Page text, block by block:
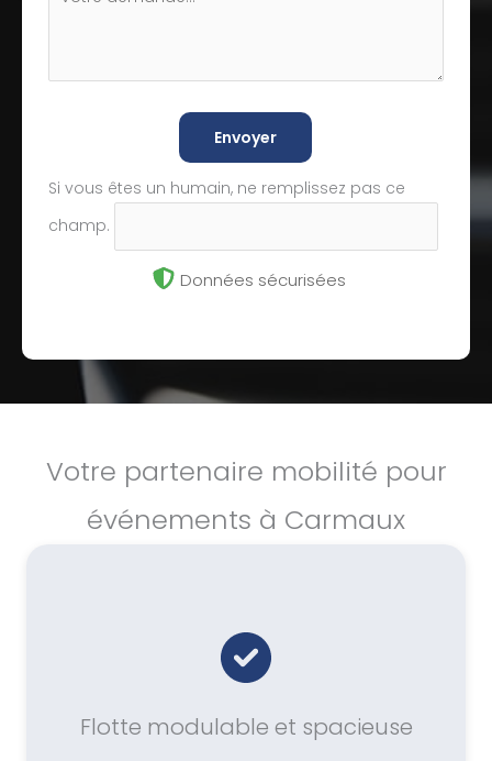
Envoyer
Si vous êtes un humain, ne remplissez pas ce
champ.
Données sécurisées
Votre partenaire mobilité pour
événements à Carmaux
Flotte modulable et spacieuse